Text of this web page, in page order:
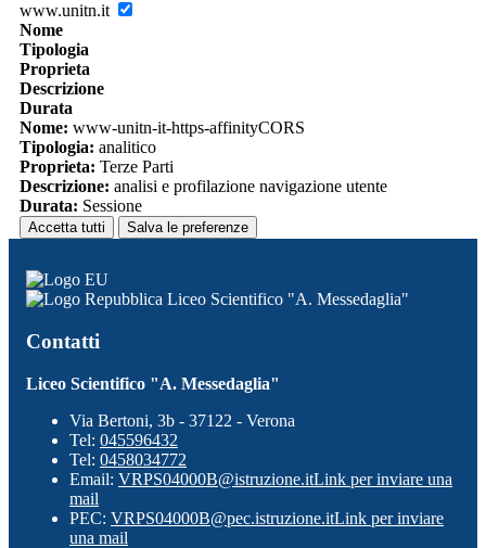
www.unitn.it
Nome
Tipologia
Proprieta
Descrizione
Durata
Nome: www-unitn-it-https-affinityCORS
Tipologia: analitico
Proprieta: Terze Parti
Descrizione: analisi e profilazione navigazione utente
Durata: Sessione
Accetta tutti Salva le preferenze
Liceo Scientifico "A. Messedaglia"
Contatti
Liceo Scientifico "A. Messedaglia"
Via Bertoni, 3b - 37122 - Verona
Tel: 045596432
Tel: 0458034772
Email: VRPS04000B@istruzione.itLink per inviare una
mail
PEC: VRPS04000B@pec.istruzione.itLink per inviare
una mail